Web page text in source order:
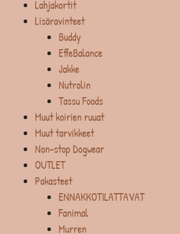
Lahjakortit
Lisäravinteet
Buddy
EffeBalance
Jakke
Nutrolin
Tassu Foods
Muut koirien ruuat
Muut tarvikkeet
Non-stop Dogwear
OUTLET
Pakasteet
ENNAKKOTILATTAVAT
Fanimal
Murren